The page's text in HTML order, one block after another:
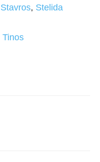
Stavros, Stelida
Tinos